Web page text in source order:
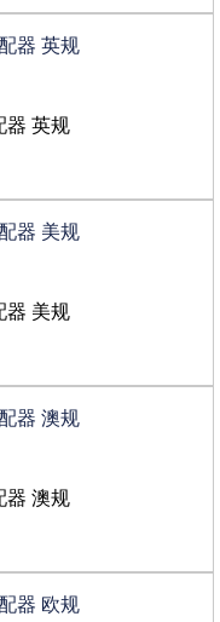
器 英规
器 美规
器 澳规